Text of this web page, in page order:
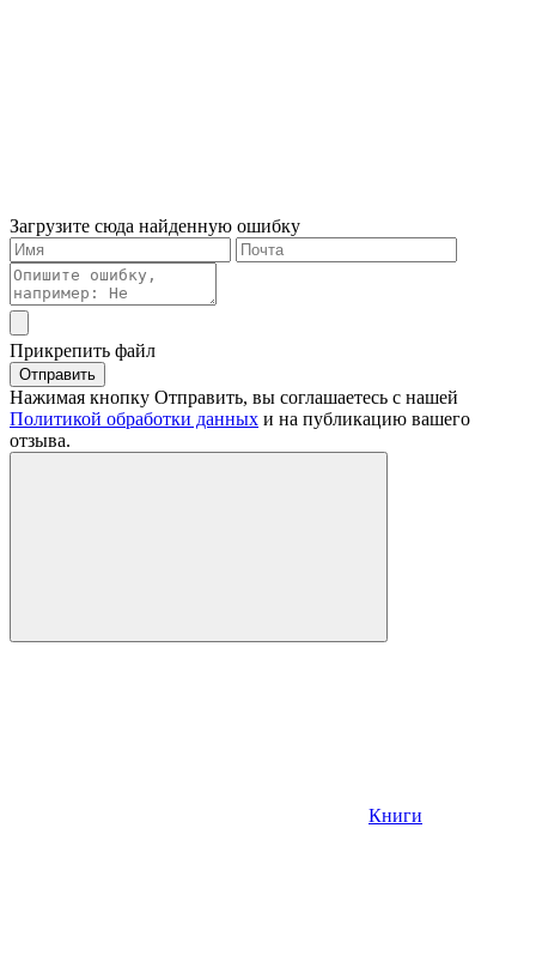
Загрузите сюда найденную ошибку
Прикрепить файл
Отправить
Нажимая кнопку Отправить, вы соглашаетесь с нашей
Политикой обработки данных и на публикацию вашего
отзыва.
Книги